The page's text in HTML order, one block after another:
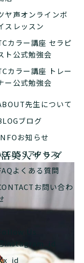
ヤ声オンラインボ
スレッスン
カラー講座 セラピ
ト公式勉強会
カラー講座 トレー
ー公式勉強会
先生について
ブログ
お知らせ
アクセス
よくある質問
お問い合わ
instagram_id
x_id
美人サラダ